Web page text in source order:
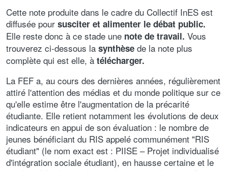
Cette note produite dans le cadre du Collectif InES est
diffusée pour susciter et alimenter le débat public.
Elle reste donc à ce stade une note de travail. Vous
trouverez ci-dessous la synthèse de la note plus
complète qui est elle, à télécharger.
La FEF a, au cours des dernières années, régulièrement
attiré l'attention des médias et du monde politique sur ce
qu'elle estime être l'augmentation de la précarité
étudiante. Elle retient notamment les évolutions de deux
indicateurs en appui de son évaluation : le nombre de
jeunes bénéficiant du RIS appelé communément "RIS
étudiant" (le nom exact est : PIISE – Projet individualisé
d'intégration sociale étudiant), en hausse certaine et le